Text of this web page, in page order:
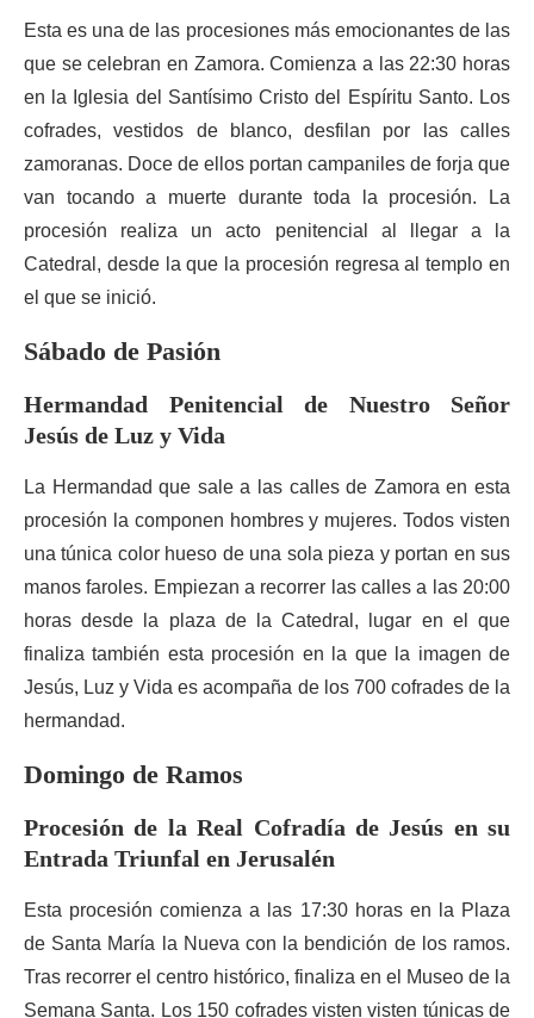
Esta es una de las procesiones más emocionantes de las
que se celebran en Zamora. Comienza a las 22:30 horas
en la Iglesia del Santísimo Cristo del Espíritu Santo. Los
cofrades, vestidos de blanco, desfilan por las calles
zamoranas. Doce de ellos portan campaniles de forja que
van tocando a muerte durante toda la procesión. La
procesión realiza un acto penitencial al llegar a la
Catedral, desde la que la procesión regresa al templo en
el que se inició.
Sábado de Pasión
Hermandad Penitencial de Nuestro Señor
Jesús de Luz y Vida
La Hermandad que sale a las calles de Zamora en esta
procesión la componen hombres y mujeres. Todos visten
una túnica color hueso de una sola pieza y portan en sus
manos faroles. Empiezan a recorrer las calles a las 20:00
horas desde la plaza de la Catedral, lugar en el que
finaliza también esta procesión en la que la imagen de
Jesús, Luz y Vida es acompaña de los 700 cofrades de la
hermandad.
Domingo de Ramos
Procesión de la Real Cofradía de Jesús en su
Entrada Triunfal en Jerusalén
Esta procesión comienza a las 17:30 horas en la Plaza
de Santa María la Nueva con la bendición de los ramos.
Tras recorrer el centro histórico, finaliza en el Museo de la
Semana Santa. Los 150 cofrades visten visten túnicas de